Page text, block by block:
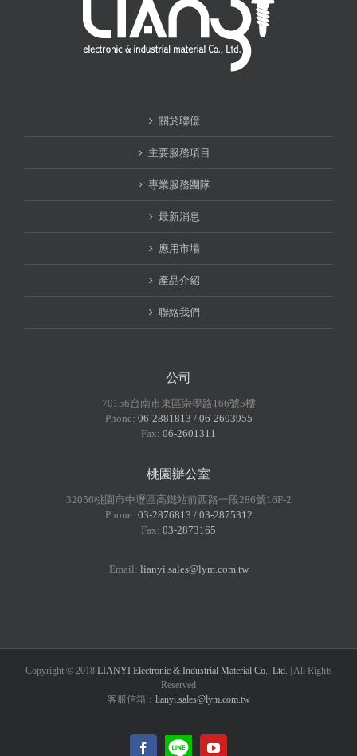
關於聯億
主要服務項目
專業服務團隊
最新消息
應用市場
產品介紹
聯絡我們
公司
70156台南市東區崇學路166號5樓
Phone: 06-2881813 / 06-2603955
Fax: 06-2601311
桃園辦公室
32056桃園市中壢區高鐵站前西路一段286號16F-2
Phone: 03-2876813 / 03-2875312
Fax: 03-2873165
Email: lianyi.sales@lym.com.tw
Copyright © 2018 LIANYI Electronic & Industrial Material Co., Ltd. | All Rights
Reserved
客服信箱： lianyi.sales@lym.com.tw
Facebook
LINE@ YouTube